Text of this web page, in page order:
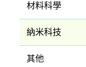
材料科學
納米科技
其他